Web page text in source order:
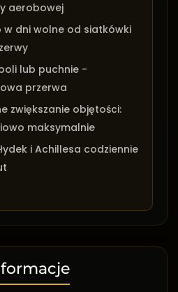
aerobowej
w dni wolne od siatkówki
lub puchnie -
przerwa
zwiększanie objętości:
maksymalnie
i Achillesa codziennie